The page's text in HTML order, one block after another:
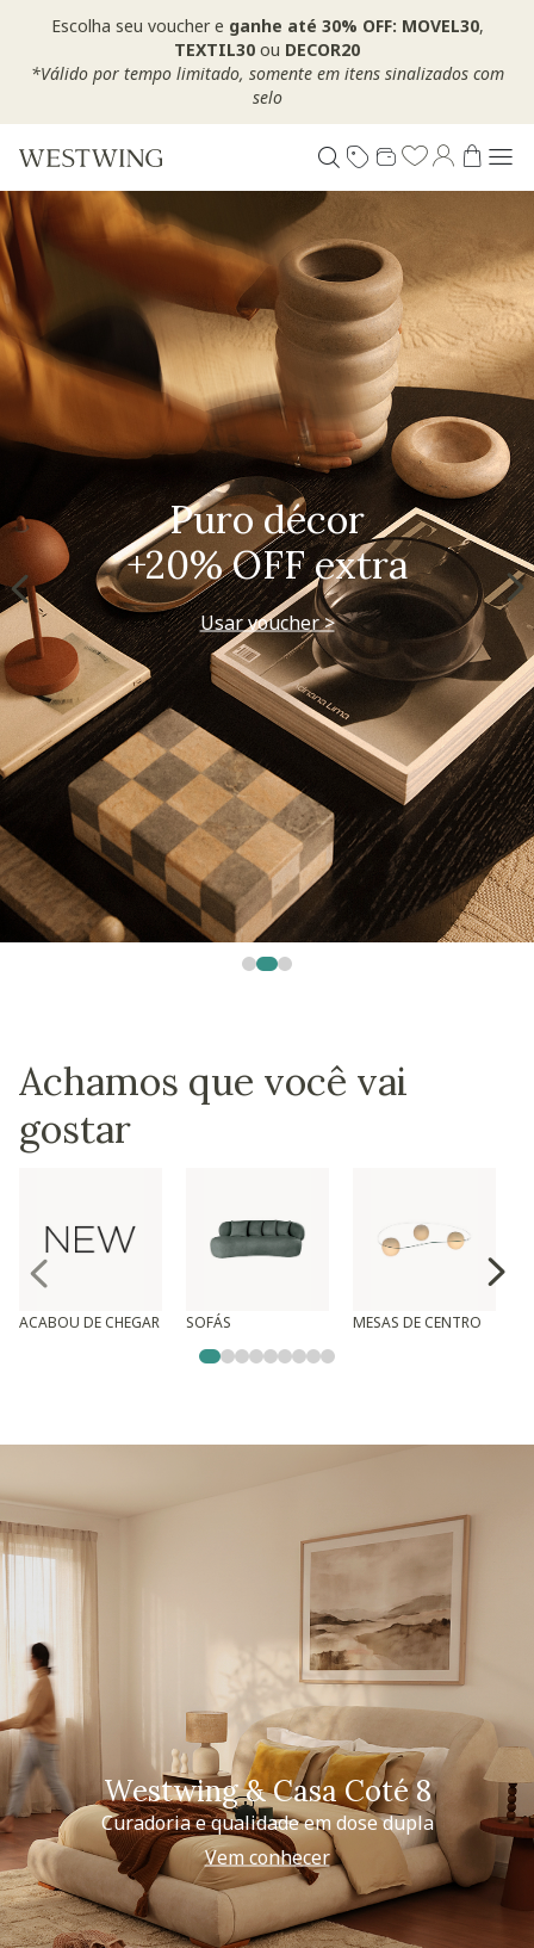
Escolha seu voucher e ganhe até 30% OFF: MOVEL30,
TEXTIL30 ou DECOR20
*Válido por tempo limitado, somente em itens sinalizados com
selo
Puro décor
+20% OFF extra
Usar voucher >
Achamos que você vai
gostar
ACABOU DE CHEGAR SOFÁS MESAS DE CENTRO
Westwing & Casa Coté 8
Curadoria e qualidade em dose dupla
Vem conhecer